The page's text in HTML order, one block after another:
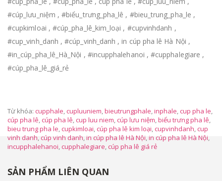
#cúp_lưu_niệm , #biểu_trưng_pha_lê , #bieu_trung_pha_le ,
#cupkimloai , #cúp_pha_lê_kim_loại , #cupvinhdanh ,
#cup_vinh_danh , #cúp_vinh_danh , in cúp pha lê Hà Nội ,
#in_cúp_pha_lê_Hà_Nội , #incupphalehanoi , #cupphalegiare ,
#cúp_pha_lê_giá_rẻ
Từ khóa: cupphale,cupluuniem,bieutrungphale,inphale,cup pha le,
cúp pha lê,cúp pha lê,cup luu niem,cúp lưu niệm,biểu trưng pha lê,
bieu trung pha le,cupkimloai,cúp pha lê kim loại,cupvinhdanh,cup
vinh danh,cúp vinh danh,in cúp pha lê Hà Nội,in cúp pha lê Hà Nội,
incupphalehanoi, cupphalegiare, cúp pha lê giá rẻ
SẢN PHẨM LIÊN QUAN